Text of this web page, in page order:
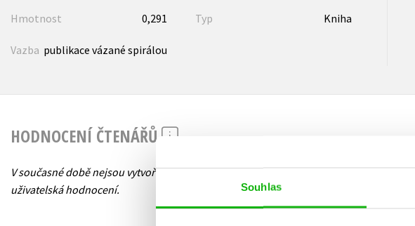
Souhlas
Hmotnost 0,291 Typ Kniha
Vazba publikace vázané spirálou
HODNOCENÍ ČTENÁŘŮ
V současné době nejsou vytvořena žádná
uživatelská hodnocení.